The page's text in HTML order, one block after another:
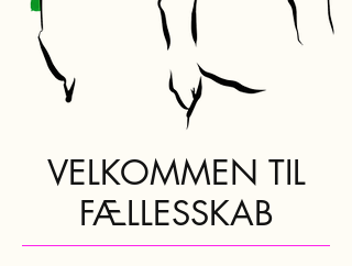
VELKOMMEN TIL
FÆLLESSKAB